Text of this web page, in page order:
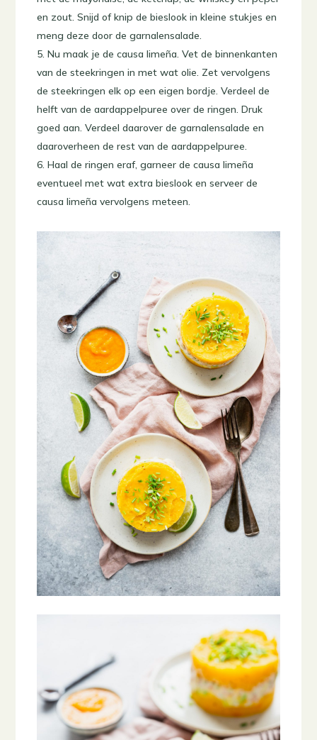
en zout. Snijd of knip de bieslook in kleine stukjes en
meng deze door de garnalensalade.
Nu maak je de causa limeña. Vet de binnenkanten
van de steekringen in met wat olie. Zet vervolgens
de steekringen elk op een eigen bordje. Verdeel de
helft van de aardappelpuree over de ringen. Druk
goed aan. Verdeel daarover de garnalensalade en
daaroverheen de rest van de aardappelpuree.
Haal de ringen eraf, garneer de causa limeña
eventueel met wat extra bieslook en serveer de
causa limeña vervolgens meteen.